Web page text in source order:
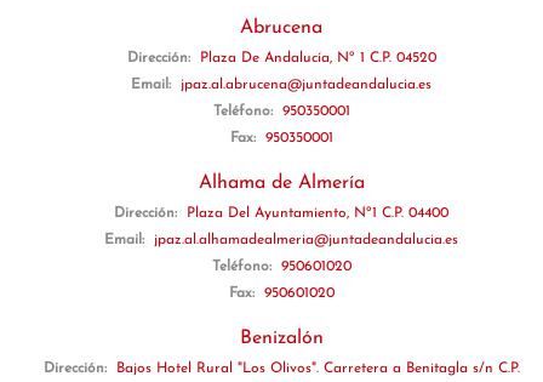
Abrucena
Dirección:
Plaza De Andalucía, Nº 1 C.P. 04520
Email:
jpaz.al.abrucena@juntadeandalucia.es
Teléfono:
950350001
Fax:
950350001
Alhama de Almería
Dirección:
Plaza Del Ayuntamiento, Nº1 C.P. 04400
Email:
jpaz.al.alhamadealmeria@juntadeandalucia.es
Teléfono:
950601020
Fax:
950601020
Benizalón
Dirección:
Bajos Hotel Rural "Los Olivos". Carretera a Benitagla s/n C.P.